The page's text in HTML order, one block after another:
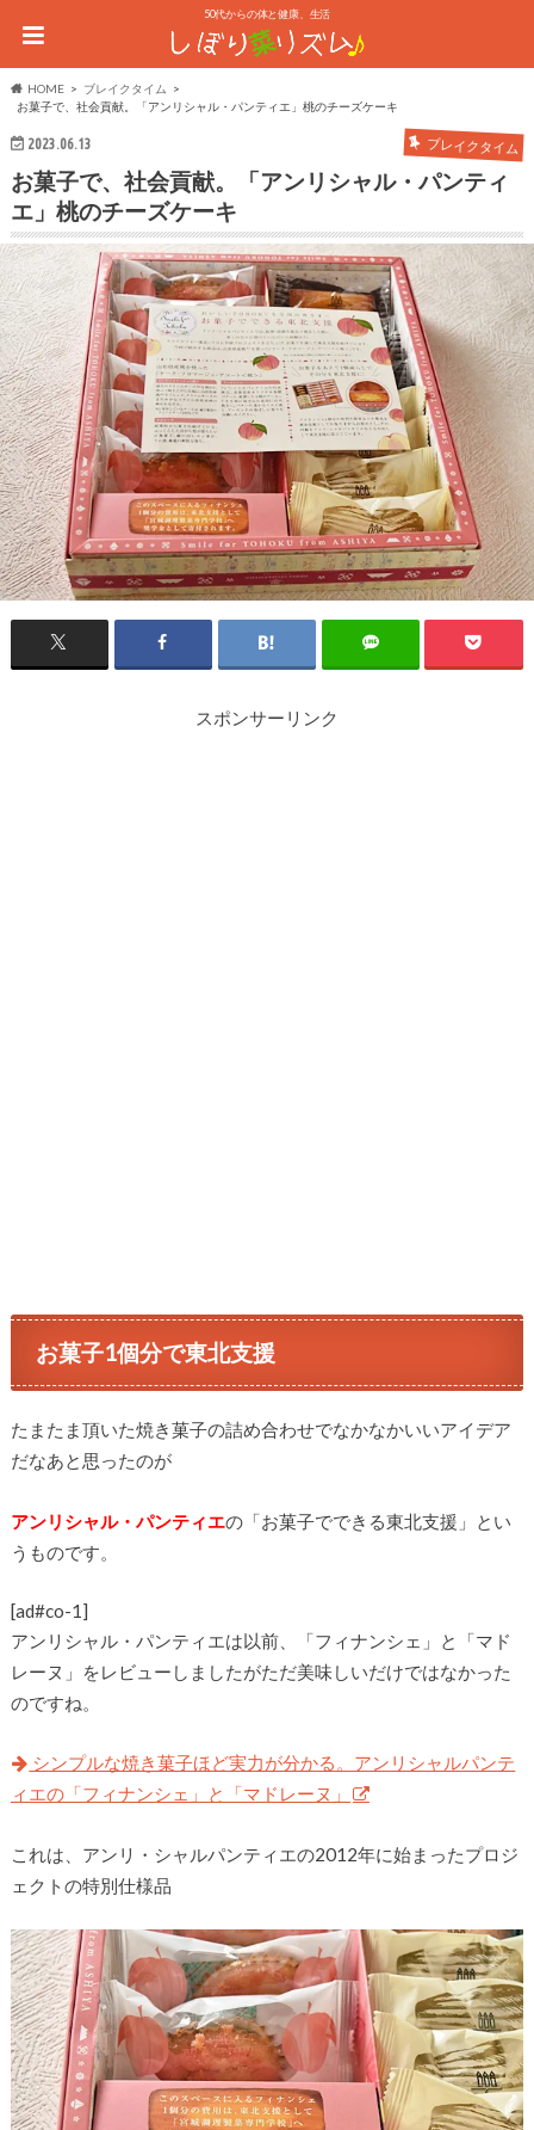
50代からの体と健康、生活
HOME
ブレイクタイム
お菓子で、社会貢献。「アンリシャル・パンティエ」桃のチーズケーキ
2023.06.13 ブレイクタイム
お菓子で、社会貢献。「アンリシャル・パンティ
エ」桃のチーズケーキ
スポンサーリンク
お菓子1個分で東北支援
たまたま頂いた焼き菓子の詰め合わせでなかなかいいアイデア
だなあと思ったのが
アンリシャル・パンティエの「お菓子でできる東北支援」とい
うものです。
[ad#co-1]
アンリシャル・パンティエは以前、「フィナンシェ」と「マド
レーヌ」をレビューしましたがただ美味しいだけではなかった
のですね。
シンプルな焼き菓子ほど実力が分かる。アンリシャルパンテ
ィエの「フィナンシェ」と「マドレーヌ」
これは、アンリ・シャルパンティエの2012年に始まったプロジ
ェクトの特別仕様品